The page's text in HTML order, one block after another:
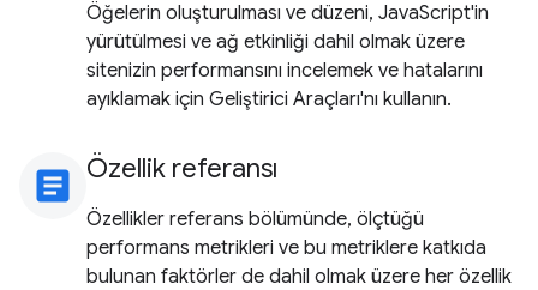
Öğelerin oluşturulması ve düzeni, JavaScript'in
yürütülmesi ve ağ etkinliği dahil olmak üzere
sitenizin performansını incelemek ve hatalarını
ayıklamak için Geliştirici Araçları'nı kullanın.
article Özellik referansı
Özellikler referans bölümünde, ölçtüğü
performans metrikleri ve bu metriklere katkıda
bulunan faktörler de dahil olmak üzere her özellik